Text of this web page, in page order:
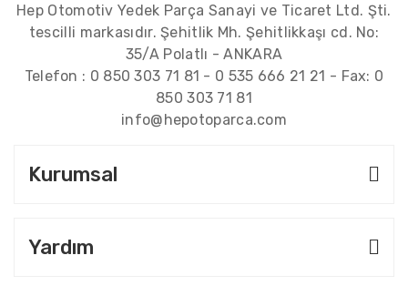
Hep Otomotiv Yedek Parça Sanayi ve Ticaret Ltd. Şti.
tescilli markasıdır. Şehitlik Mh. Şehitlikkaşı cd. No:
35/A Polatlı - ANKARA
Telefon : 0 850 303 71 81 - 0 535 666 21 21 - Fax: 0
850 303 71 81
info@hepotoparca.com
Kurumsal
Yardım